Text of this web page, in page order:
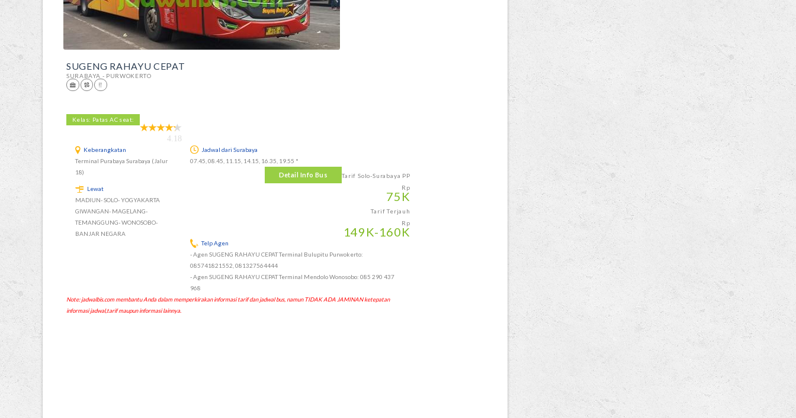
SUGENG RAHAYU CEPAT
SURABAYA - PURWOKERTO
Kelas: Patas AC seat:
4.18
Keberangkatan
Terminal Purabaya Surabaya (Jalur
18)
Jadwal dari Surabaya
07.45, 08.45, 11.15, 14.15, 16.35, 19.55 *
Tarif Solo-Surabaya PP
Rp
75 K
Tarif Terjauh
Rp
149 K-160K
Detail Info Bus
Lewat
MADIUN- SOLO- YOGYAKARTA
GIWANGAN- MAGELANG-
TEMANGGUNG- WONOSOBO-
BANJAR NEGARA
Telp Agen
- Agen SUGENG RAHAYU CEPAT Terminal Bulupitu Purwokerto:
085741821552, 081327564444
- Agen SUGENG RAHAYU CEPAT Terminal Mendolo Wonosobo: 085 290 437
968
Note: jadwalbis.com membantu Anda dalam memperkirakan informasi tarif dan jadwal bus, namun TIDAK ADA JAMINAN ketepatan
informasi jadwal,tarif maupun informasi lainnya.